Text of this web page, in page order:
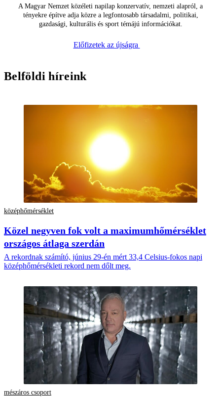
A Magyar Nemzet közéleti napilap konzervatív, nemzeti alapról, a
tényekre építve adja közre a legfontosabb társadalmi, politikai,
gazdasági, kulturális és sport témájú információkat.
Előfizetek az újságra
Belföldi híreink
középhőmérséklet
Közel negyven fok volt a maximumhőmérséklet
országos átlaga szerdán
A rekordnak számító, június 29-én mért 33,4 Celsius-fokos napi
középhőmérsékleti rekord nem dőlt meg.
mészáros csoport